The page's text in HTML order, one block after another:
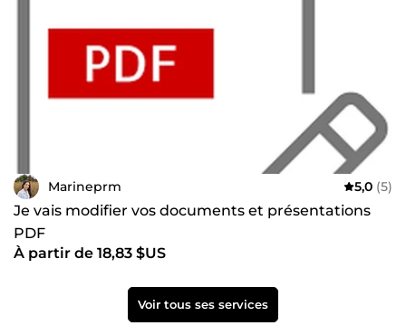
Marineprm 5,0 (5)
Je vais modifier vos documents et présentations
PDF
À partir de 18,83 $US
Voir tous ses services